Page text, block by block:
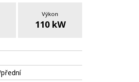
Výkon
110 kW